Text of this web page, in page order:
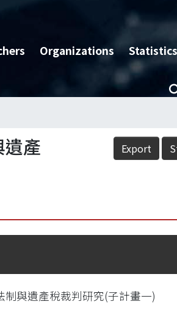
Organizations Statistics
Export
產
與遺產稅裁判研究(子計畫一)